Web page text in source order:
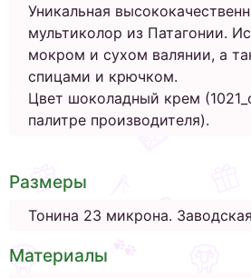
Уникальная
мультиколор из Патагонии.
мокром и сухом валянии, а
спицами и крючком.
Цвет шоколадный крем
палитре производителя).
Размеры
Тонина 23 микрона.
Материалы